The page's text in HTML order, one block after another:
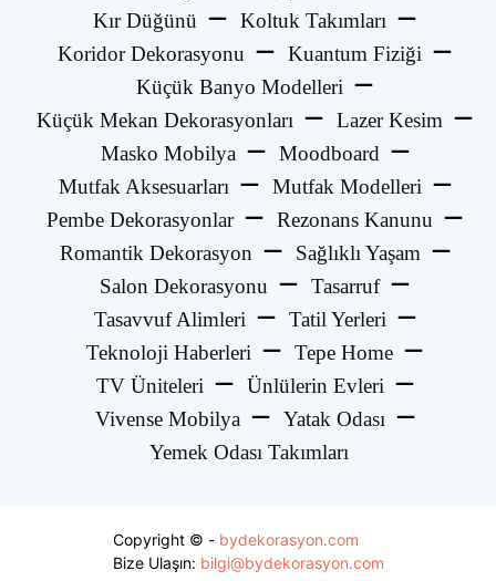
Kır Düğünü
Koltuk Takımları
Koridor Dekorasyonu
Kuantum Fiziği
Küçük Banyo Modelleri
Küçük Mekan Dekorasyonları
Lazer Kesim
Masko Mobilya
Moodboard
Mutfak Aksesuarları
Mutfak Modelleri
Pembe Dekorasyonlar
Rezonans Kanunu
Romantik Dekorasyon
Sağlıklı Yaşam
Salon Dekorasyonu
Tasarruf
Tasavvuf Alimleri
Tatil Yerleri
Teknoloji Haberleri
Tepe Home
TV Üniteleri
Ünlülerin Evleri
Vivense Mobilya
Yatak Odası
Yemek Odası Takımları
Copyright © - bydekorasyon.com
Bize Ulaşın: bilgi@bydekorasyon.com